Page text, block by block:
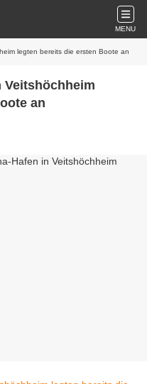
MENU
legten bereits die ersten Boote an
Veitshöchheim
an